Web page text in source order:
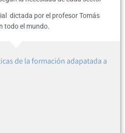
dictada por el profesor Tomás
todo el mundo.
de la formación adapatada a